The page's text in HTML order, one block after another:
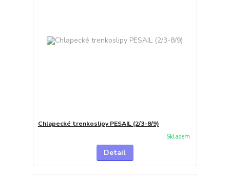
Chlapecké trenkoslipy PESAIL (2/3-8/9)
Skladem
Detail